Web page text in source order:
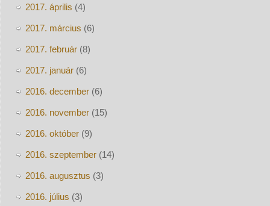
2017. április (4)
2017. március (6)
2017. február(8)
2017. január(6)
2016. december(6)
2016. november(15)
2016. október(9)
2016. szeptember(14)
2016. augusztus (3)
2016. július (3)